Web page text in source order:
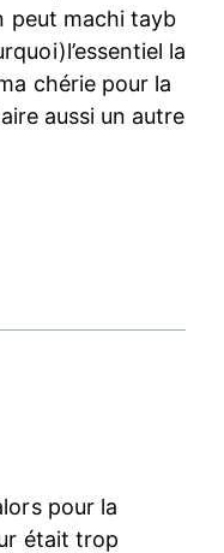
peut machi tayb
la
chérie pour la
aussi un autre
pour la
était trop